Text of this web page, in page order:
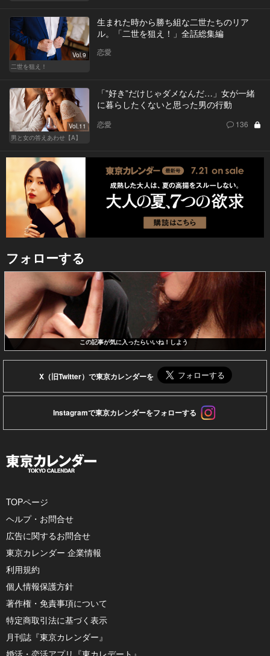
Vol.9
二世を狙え！
生まれた時から勝ち組な二世たちのリア
ル。「二世を狙え！」全話総集編
恋愛
Vol.11
男と女の答えあわせ【A】
「”好き”だけじゃダメなんだ…」女が一緒
に暮らしたくないと思った男の行動
恋愛 136
フォローする
この記事が気に入ったらいいね！しよう
X（旧Twitter）で東京カレンダーを
Instagramで東京カレンダーをフォローする
TOPページ
ヘルプ・お問合せ
広告に関するお問合せ
東京カレンダー 企業情報
利用規約
個人情報保護方針
著作権・免責事項について
特定商取引法に基づく表示
月刊誌『東京カレンダー』